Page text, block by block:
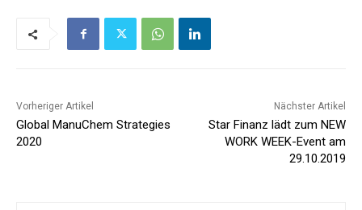
Vorheriger Artikel
Global ManuChem Strategies
2020
Nächster Artikel
Star Finanz lädt zum NEW
WORK WEEK-Event am
29.10.2019